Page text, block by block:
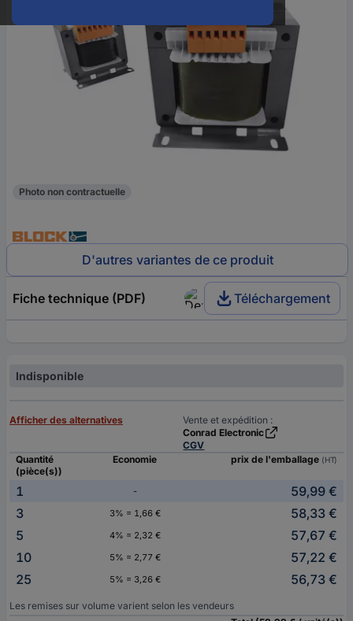
Photo non contractuelle
D'autres variantes de ce produit
Fiche technique (PDF) Téléchargement
Indisponible
Afficher des alternatives
Vente et expédition :
Conrad Electronic
CGV
Quantité
(pièce(s))
Economie prix de l'emballage (HT)
1 -
59,99 €
3
3% = 1,66 €
58,33 €
5
4% = 2,32 €
57,67 €
10
5% = 2,77 €
57,22 €
25
5% = 3,26 € 56,73 €
Les remises sur volume varient selon les vendeurs